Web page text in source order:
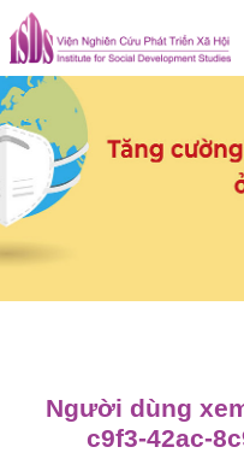
Skip
to
content
Người dùng
c9f3-42ac-